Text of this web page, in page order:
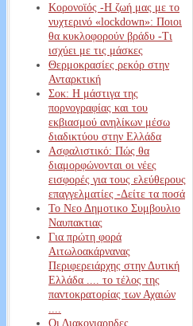
Κορονοϊός -Η ζωή μας με το
νυχτερινό «lockdown»: Ποιοι
θα κυκλοφορούν βράδυ -Τι
ισχύει με τις μάσκες
Θερμοκρασίες ρεκόρ στην
Ανταρκτική
Σοκ: Η μάστιγα της
πορνογραφίας και του
εκβιασμού ανηλίκων μέσω
διαδικτύου στην Ελλάδα
Ασφαλιστικό: Πώς θα
διαμορφώνονται οι νέες
εισφορές για τους ελεύθερους
επαγγελματίες -Δείτε τα ποσά
Το Νεο Δημοτικο Συμβουλιο
Ναυπακτιας
Για πρώτη φορά
Αιτωλοακάρνανας
Περιφερειάρχης στην Δυτική
Ελλάδα .... το τέλος της
παντοκρατορίας των Αχαιών
Οι Διακονιαρηδες